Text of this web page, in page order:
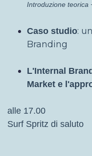
Introduzione teorica
Caso studio:
Branding
L'Internal
Market e
alle 17.00
Surf Spritz di saluto